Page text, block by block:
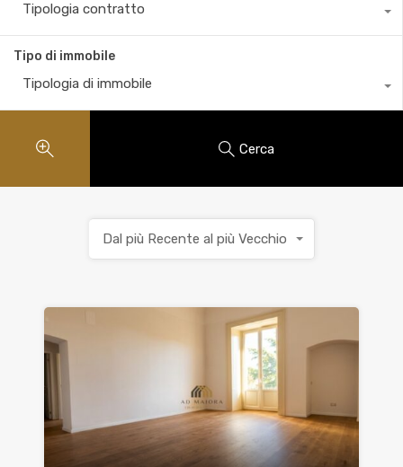
Tipologia contratto
Tipo di immobile
Tipologia di immobile
Cerca
Dal più Recente al più Vecchio